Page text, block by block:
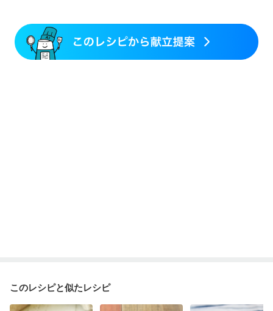
乳がん治療を終えた方・経過観察中の方など
味の感じ方が変わった
食欲がない
妊娠中(初期)
妊婦健診・体重増加が気になる（初期）
このレシピと似たレシピ